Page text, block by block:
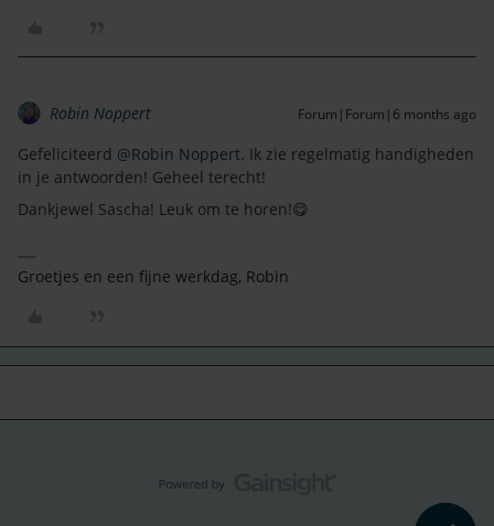
Robin Noppert Forum|Forum|6 months ago
Gefeliciteerd ​ @Robin Noppert. Ik zie regelmatig handigheden
in je antwoorden! Geheel terecht!
Dankjewel Sascha! Leuk om te horen!😋
Groetjes en een fijne werkdag, Robin